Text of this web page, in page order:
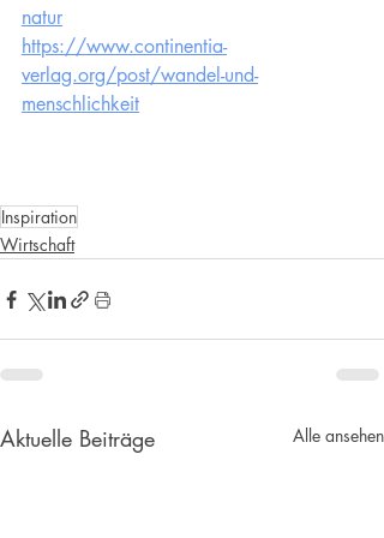
natur
https://www.continentia-
verlag.org/post/wandel-und-
menschlichkeit
Inspiration
Wirtschaft
Aktuelle Beiträge Alle ansehen